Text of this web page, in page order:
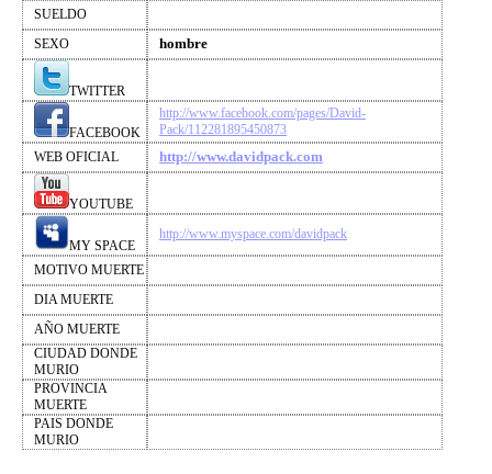
SUELDO
SEXO
hombre
TWITTER
FACEBOOK
http://www.facebook.com/pages/David-
Pack/112281895450873
WEB OFICIAL
http://www.davidpack.com
YOUTUBE
MY SPACE
http://www.myspace.com/davidpack
MOTIVO MUERTE
DIA MUERTE
AÑO MUERTE
CIUDAD DONDE
MURIO
PROVINCIA
MUERTE
PAIS DONDE
MURIO